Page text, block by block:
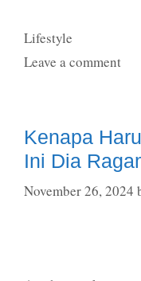
Categories
Lifestyle
Leave a comment
Kenapa
Ini Dia
November 26, 2024